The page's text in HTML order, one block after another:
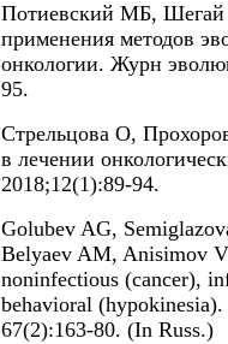
Потиевский МБ,
применения методов
онкологии. Журн
95.
Стрельцова О,
в лечении
2018;12(1):89-94.
Golubev AG,
Belyaev AM, Anisimov
noninfectious (cancer),
behavioral
67(2):163-80. (In Russ.)